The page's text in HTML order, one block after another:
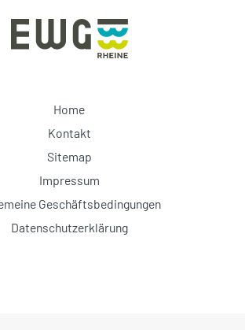
Home
Kontakt
Sitemap
Impressum
Geschäftsbedingungen
Datenschutzerklärung